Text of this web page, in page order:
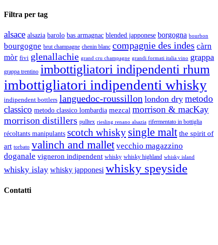
Filtra per tag
alsace alsazia barolo bas armagnac blended japponese borgogna bourbon
bourgogne brut champagne chenin blanc compagnie des indes càrn
mòr fivi glenallachie grand cru champagne grandi formati italia vino grappa
grappa trentino imbottigliatori indipendenti rhum
imbottigliatori indipendenti whisky
indipendent bottlers languedoc-roussillon london dry metodo
classico metodo classico lombardia mezcal morrison & macKay
morrison distillers pulltex riesling renano alsazia rifermentato in bottiglia
récoltants manipulants scotch whisky single malt the spirit of
art torbato valinch and mallet vecchio magazzino
doganale vigneron indipendent whisky whisky highland whisky island
whisky islay whisky japponesi whisky speyside
Contatti